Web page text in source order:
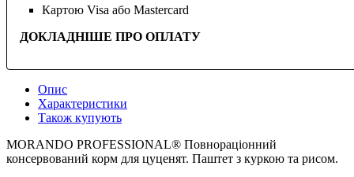
Картою Visa або Mastercard
ДОКЛАДНІШЕ ПРО ОПЛАТУ
Опис
Характеристики
Також купують
MORANDO PROFESSIONAL® Повнораціонний
консервований корм для цуценят. Паштет з куркою та рисом.